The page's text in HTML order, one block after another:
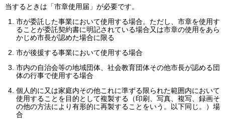
当するときは「市章使用届」が必要です。
市が委託した事業において使用する場合。ただし、市章を使用す
ることが委託契約書に明記されている場合又は市章の使用をあら
かじめ市長が認めた場合に限る
市が後援する事業において使用する場合
市内の自治会等の地域団体、社会教育団体その他市長が認める団
体の行事で使用する場合
個人的に又は家庭内その他これに準ずる限られた範囲内において
使用することを目的として複製する（印刷、写真、複写、録画そ
の他の方法により有形的に再製することをいう。以下同じ。）場
合